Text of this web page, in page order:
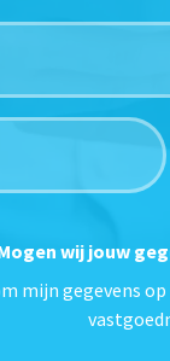
wij jouw
mijn gegevens